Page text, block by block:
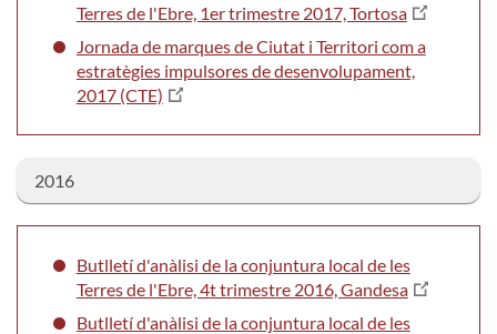
Terres de l'Ebre, 1er trimestre 2017, Tortosa
Jornada de marques de Ciutat i Territori com a
estratègies impulsores de desenvolupament,
2017 (CTE)
2016
Butlletí d'anàlisi de la conjuntura local de les
Terres de l'Ebre, 4t trimestre 2016, Gandesa
Butlletí d'anàlisi de la conjuntura local de les